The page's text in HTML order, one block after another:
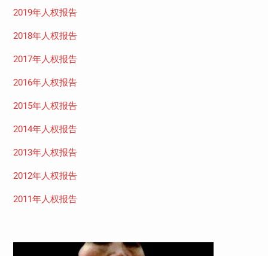
2019年人权报告
2018年人权报告
2017年人权报告
2016年人权报告
2015年人权报告
2014年人权报告
2013年人权报告
2012年人权报告
2011年人权报告